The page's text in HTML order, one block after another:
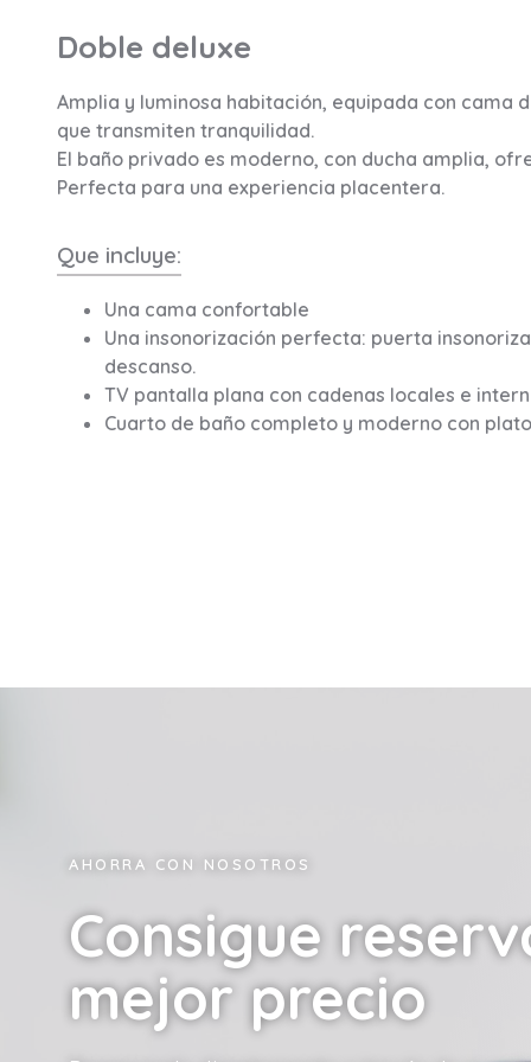
Doble deluxe
Amplia y luminosa habitación, equipada con cama
que transmiten tranquilidad.
El baño privado es moderno, con ducha amplia,
Perfecta para una experiencia placentera.
Que incluye:
Una cama confortable
Una insonorización perfecta: puerta
descanso.
TV pantalla plana con cadenas locales e
Cuarto de baño completo y moderno con
AHORRA CON NOSOTROS
Consigue
mejor precio